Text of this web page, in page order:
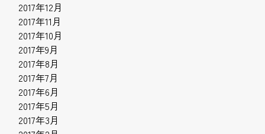
2017年12月
2017年11月
2017年10月
2017年9月
2017年8月
2017年7月
2017年6月
2017年5月
2017年3月